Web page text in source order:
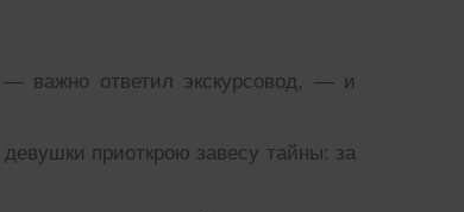
важно ответил экскурсовод, — и
приоткрою завесу тайны: за